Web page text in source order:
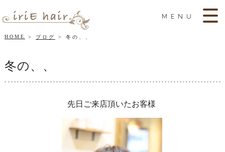
MENU
HOME ブログ 冬の、、
冬の、、
先日ご来店頂いたお客様